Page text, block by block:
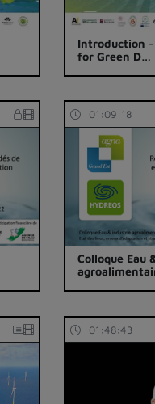
Introduction -
for Green D…
01:09:18
Colloque Eau
01:48:43